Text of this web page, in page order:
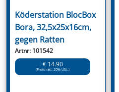
Köderstation BlocBox
Bora, 32,5x25x16cm,
gegen Ratten
Artnr: 101542
€ 14.90
(Preis inkl. 20% USt.)